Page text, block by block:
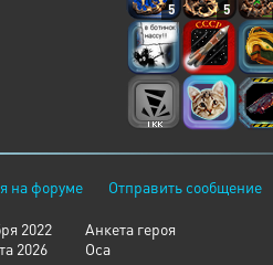
5 5
на форуме Отправить сообщение
2022
2026
Анкета героя
Оса